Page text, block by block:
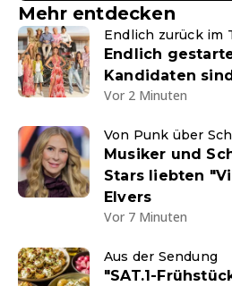
Mehr entdecken
Endlich zurück im
Endlich
Kandidaten
Vor 2 Minuten
Von Punk über
Musiker und
Stars liebten
Elvers
Vor 7 Minuten
Aus der Sendung
"SAT.1-